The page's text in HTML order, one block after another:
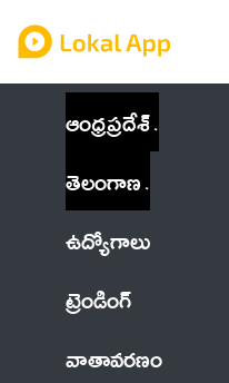
ఆంధ్రప్రదేశ్
తెలంగాణ
ఉద్యోగాలు
ట్రెండింగ్
వాతావరణం